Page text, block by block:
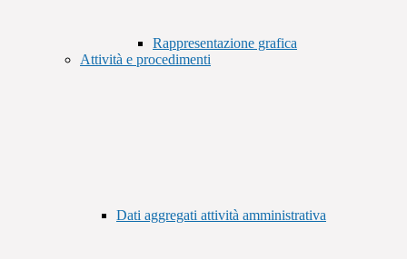
Rappresentazione grafica
Attività e procedimenti
Dati aggregati attività amministrativa